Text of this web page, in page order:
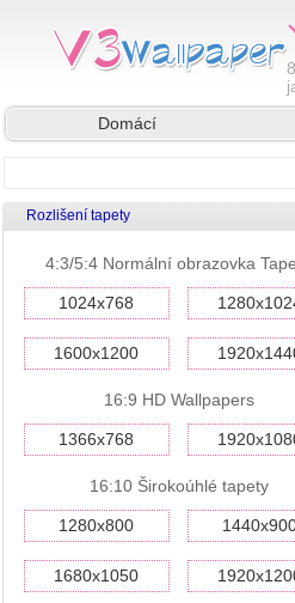
Domácí
Rozlišení tapety
4:3/5:4 Normální obrazovka
1024x768
1600x1200
16:9 HD Wallpapers
1366x768
16:10 Širokoúhlé tapety
1280x800
1680x1050